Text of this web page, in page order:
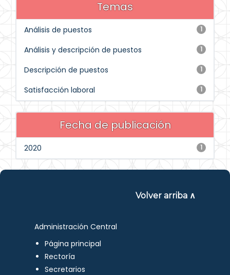
Temas
1
Análisis de puestos
1
Análisis y descripción de puestos
1
Descripción de puestos
1
Satisfacción laboral
Fecha de publicación
1
2020
Volver arriba ∧
Administración Central
Página principal
Rectoría
Secretarios